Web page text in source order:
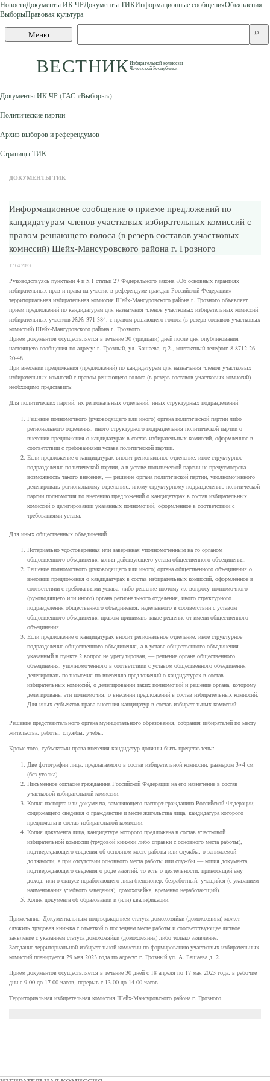
Skip to content
НовостиДокументы ИК ЧРДокументы ТИКИнформационные сообщенияОбъявления
ВыборыПравовая культура
Меню
ВЕСТНИКИзбирательной комиссии
Чеченской Республики
сайту
⌕
Документы ИК ЧР (ГАС «Выборы»)
Политические партии
Архив выборов и референдумов
Страницы ТИК
ДОКУМЕНТЫ ТИК
Информационное сообщение о приеме предложений по
кандидатурам членов участковых избирательных комиссий с
правом решающего голоса (в резерв составов участковых
комиссий) Шейх-Мансуровского района г. Грозного
17.04.2023
Руководствуясь пунктами 4 и 5.1 статьи 27 Федерального закона «Об основных гарантиях
избирательных прав и права на участие в референдуме граждан Российской Федерации»
территориальная избирательная комиссия Шейх-Мансуровского района г. Грозного объявляет
прием предложений по кандидатурам для назначения членов участковых избирательных комиссий
избирательных участков №№ 371-384, с правом решающего голоса (в резерв составов участковых
комиссий) Шейх-Мансуровского района г. Грозного.
Прием документов осуществляется в течение 30 (тридцати) дней после дня опубликования
настоящего сообщения по адресу: г. Грозный, ул. Башаева, д.2., контактный телефон: 8-8712-26-
20-48.
При внесении предложения (предложений) по кандидатурам для назначения членов участковых
избирательных комиссий с правом решающего голоса (в резерв составов участковых комиссий)
необходимо представить:
Для политических партий, их региональных отделений, иных структурных подразделений
Решение полномочного (руководящего или иного) органа политической партии либо
регионального отделения, иного структурного подразделения политической партии о
внесении предложения о кандидатурах в состав избирательных комиссий, оформленное в
соответствии с требованиями устава политической партии.
Если предложение о кандидатурах вносит региональное отделение, иное структурное
подразделение политической партии, а в уставе политической партии не предусмотрена
возможность такого внесения, — решение органа политической партии, уполномоченного
делегировать региональному отделению, иному структурному подразделению политической
партии полномочия по внесению предложений о кандидатурах в состав избирательных
комиссий о делегировании указанных полномочий, оформленное в соответствии с
требованиями устава.
Для иных общественных объединений
Нотариально удостоверенная или заверенная уполномоченным на то органом
общественного объединения копия действующего устава общественного объединения.
Решение полномочного (руководящего или иного) органа общественного объединения о
внесении предложения о кандидатурах в состав избирательных комиссий, оформленное в
соответствии с требованиями устава, либо решение поэтому же вопросу полномочного
(руководящего или иного) органа регионального отделения, иного структурного
подразделения общественного объединения, наделенного в соответствии с уставом
общественного объединения правом принимать такое решение от имени общественного
объединения.
Если предложение о кандидатурах вносит региональное отделение, иное структурное
подразделение общественного объединения, а в уставе общественного объединения
указанный в пункте 2 вопрос не урегулирован, — решение органа общественного
объединения, уполномоченного в соответствии с уставом общественного объединения
делегировать полномочия по внесению предложений о кандидатурах в состав
избирательных комиссий, о делегировании таких полномочий и решение органа, которому
делегированы эти полномочия, о внесении предложений в состав избирательных комиссий.
Для иных субъектов права внесения кандидатур в состав избирательных комиссий
Решение представительного органа муниципального образования, собрания избирателей по месту
жительства, работы, службы, учебы.
Кроме того, субъектами права внесения кандидатур должны быть представлены:
Две фотографии лица, предлагаемого в состав избирательной комиссии, размером 3×4 см
(без уголка) .
Письменное согласие гражданина Российской Федерации на его назначение в состав
участковой избирательной комиссии.
Копия паспорта или документа, заменяющего паспорт гражданина Российской Федерации,
содержащего сведения о гражданстве и месте жительства лица, кандидатура которого
предложена в состав избирательной комиссии.
Копия документа лица, кандидатура которого предложена в состав участковой
избирательной комиссии (трудовой книжки либо справки с основного места работы),
подтверждающего сведения об основном месте работы или службы, о занимаемой
должности, а при отсутствии основного места работы или службы — копия документа,
подтверждающего сведения о роде занятий, то есть о деятельности, приносящей ему
доход, или о статусе неработающего лица (пенсионер, безработный, учащийся (с указанием
наименования учебного заведения), домохозяйка, временно неработающий).
Копия документа об образовании и (или) квалификации.
Примечание. Документальным подтверждением статуса домохозяйки (домохозяина) может
служить трудовая книжка с отметкой о последнем месте работы и соответствующее личное
заявление с указанием статуса домохозяйки (домохозяина) либо только заявление.
Заседание территориальной избирательной комиссии по формированию участковых избирательных
комиссий планируется 29 мая 2023 года по адресу: г. Грозный ул. А. Башаева д. 2.
Прием документов осуществляется в течение 30 дней с 18 апреля по 17 мая 2023 года, в рабочие
дни с 9-00 до 17-00 часов, перерыв с 13.00 до 14-00 часов.
Территориальная избирательная комиссия Шейх-Мансуровского района г. Грозного